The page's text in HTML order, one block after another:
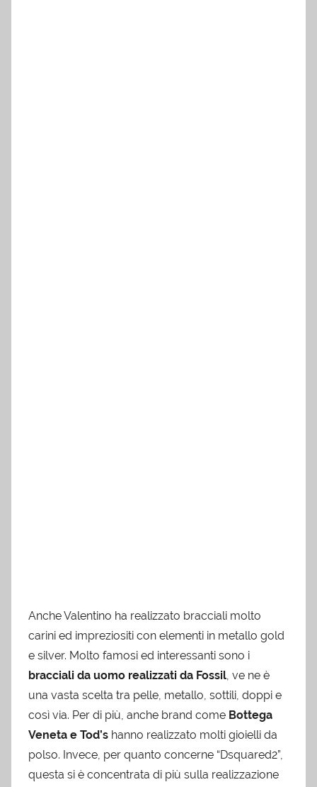
Anche Valentino ha realizzato bracciali molto
carini ed impreziositi con elementi in metallo gold
e silver. Molto famosi ed interessanti sono i
bracciali da uomo realizzati da Fossil, ve ne è
una vasta scelta tra pelle, metallo, sottili, doppi e
così via. Per di più, anche brand come Bottega
Veneta e Tod’s hanno realizzato molti gioielli da
polso. Invece, per quanto concerne “Dsquared2”,
questa si è concentrata di più sulla realizzazione